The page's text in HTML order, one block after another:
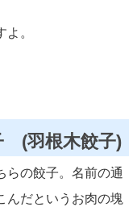
。
(羽根木餃子)
らの餃子。名前の通
んだというお肉の塊